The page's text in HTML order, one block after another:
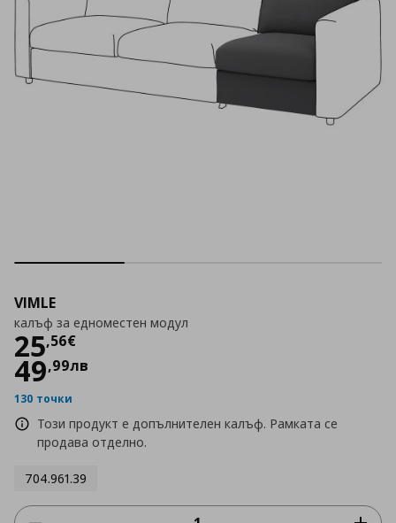
VIMLE
калъф за едноместен модул
25,56€
Цена
49,99лв
130 точки
Този продукт е допълнителен калъф. Рамката се
продава отделно.
704.961.39